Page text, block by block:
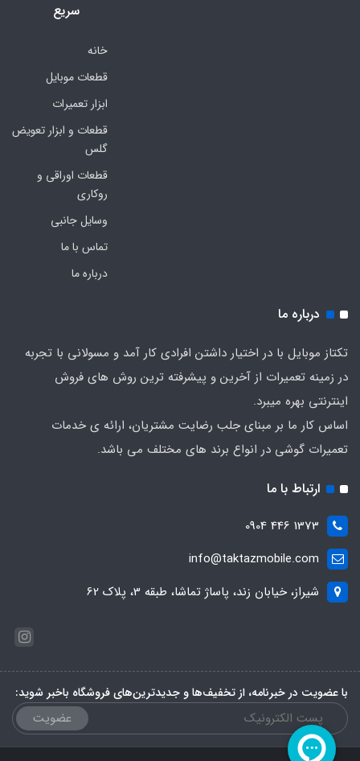
سریع
خانه
قطعات موبایل
ابزار تعمیرات
قطعات و ابزار تعویض
گلس
قطعات اوراقی و
روکاری
وسایل جانبی
تماس با ما
درباره ما
درباره ما
تکتاز موبایل با در اختیار داشتن افرادی کار آمد و مسولانی با تجربه
در زمینه تعمیرات از آخرین و پیشرفته ترین روش های فروش
اینترنتی بهره میبرد.
اساس کار ما بر مبنای جلب رضایت مشتریان، ارائه ی خدمات
تعمیرات گوشی در انواع برند های مختلف می باشد.
ارتباط با ما
1373 446 0904
info@taktazmobile.com
شیراز، خیابان زند، پاساژ تماشا، طبقه 3، پلاک 62
با عضویت در خبرنامه، از تخفیف‌ها و جدیدترین‌های فروشگاه باخبر شوید:
عضویت